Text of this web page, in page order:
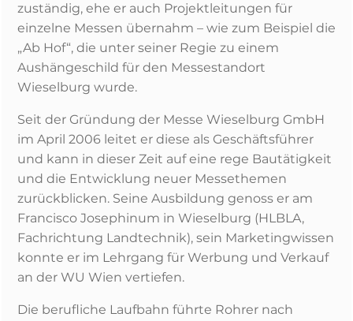
zuständig, ehe er auch Projektleitungen für
einzelne Messen übernahm – wie zum Beispiel die
„Ab Hof“, die unter seiner Regie zu einem
Aushängeschild für den Messestandort
Wieselburg wurde.
Seit der Gründung der Messe Wieselburg GmbH
im April 2006 leitet er diese als Geschäftsführer
und kann in dieser Zeit auf eine rege Bautätigkeit
und die Entwicklung neuer Messethemen
zurückblicken. Seine Ausbildung genoss er am
Francisco Josephinum in Wieselburg (HLBLA,
Fachrichtung Landtechnik), sein Marketingwissen
konnte er im Lehrgang für Werbung und Verkauf
an der WU Wien vertiefen.
Die berufliche Laufbahn führte Rohrer nach